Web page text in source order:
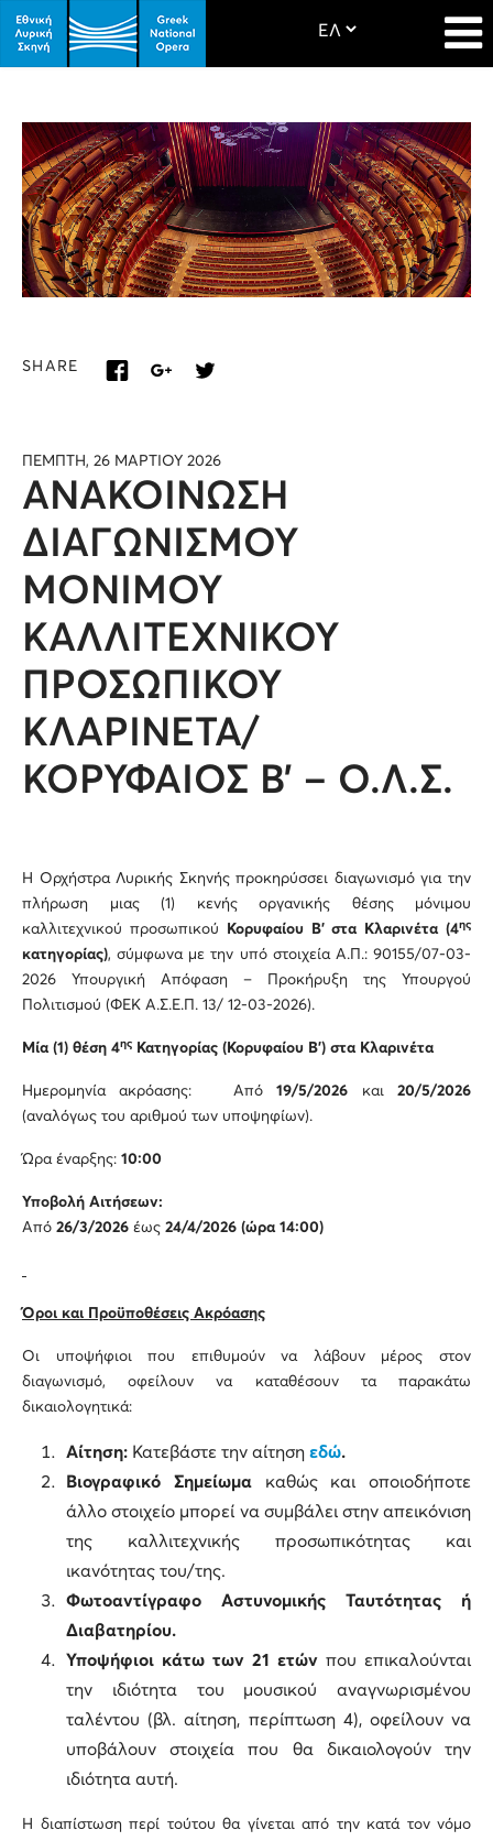
SHARE
ΠΕΜΠΤΗ, 26 ΜΑΡΤΙΟΥ 2026
ΑΝΑΚΟΙΝΩΣΗ
ΔΙΑΓΩΝΙΣΜΟΥ
ΜΟΝΙΜΟΥ
ΚΑΛΛΙΤΕΧΝΙΚΟΥ
ΠΡΟΣΩΠΙΚΟΥ
ΚΛΑΡΙΝΕΤΑ/
ΚΟΡΥΦΑΙΟΣ Β’ – Ο.Λ.Σ.
Η Ορχήστρα Λυρικής Σκηνής προκηρύσσει διαγωνισμό για την
πλήρωση μιας (1) κενής οργανικής θέσης μόνιμου
καλλιτεχνικού προσωπικού
Κορυφαίου Β’ στα Κλαρινέτα (4ης
κατηγορίας), σύμφωνα με την υπό στοιχεία Α.Π.: 90155/07-03-
2026 Υπουργική Απόφαση – Προκήρυξη της Υπουργού
Πολιτισμού (ΦΕΚ Α.Σ.Ε.Π. 13/ 12-03-2026).
Μία (1) θέση 4ης Κατηγορίας (Κορυφαίου Β’) στα Κλαρινέτα
Ημερομηνία ακρόασης: Από19/5/2026 και20/5/2026
(αναλόγως του αριθμού των υποψηφίων).
Ώρα έναρξης: 10:00
Υποβολή Αιτήσεων:
Από 26/3/2026 έως 24/4/2026 (ώρα 14:00)
Όροι και Προϋποθέσεις Ακρόασης
Οι υποψήφιοι που επιθυμούν να λάβουν μέρος στον
διαγωνισμό, οφείλουν να καταθέσουν τα παρακάτω
δικαιολογητικά:
Αίτηση: Κατεβάστε την αίτηση εδώ.
Βιογραφικό Σημείωμακαθώς και οποιοδήποτε
άλλο στοιχείο μπορεί να συμβάλει στην απεικόνιση
της καλλιτεχνικής προσωπικότητας και
ικανότητας του/της.
Φωτοαντίγραφο Αστυνομικής Ταυτότητας ή
Διαβατηρίου.
Υποψήφιοι κάτω των 21 ετών που επικαλούνται
την ιδιότητα του μουσικού αναγνωρισμένου
ταλέντου (βλ. αίτηση, περίπτωση 4), οφείλουν να
υποβάλουν στοιχεία που θα δικαιολογούν την
ιδιότητα αυτή.
Η διαπίστωση περί τούτου θα γίνεται από την κατά τον νόμο